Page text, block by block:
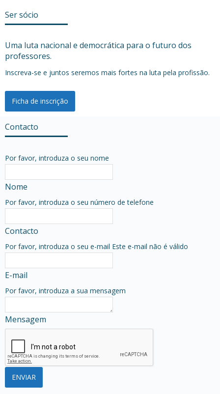
Ser sócio
Uma luta nacional e democrática para o futuro dos
professores.
Inscreva-se e juntos seremos mais fortes na luta pela profissão.
Ficha de inscrição
Contacto
Por favor, introduza o seu nome
Nome
Por favor, introduza o seu número de telefone
Contacto
Por favor, introduza o seu e-mail Este e-mail não é válido
E-mail
Por favor, introduza a sua mensagem
Mensagem